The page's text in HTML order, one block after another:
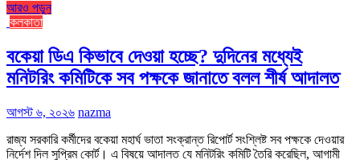
আরও পড়ুন
কলকাতা
বকেয়া ডিএ কিভাবে দেওয়া হচ্ছে? দুদিনের মধ্যেই
মনিটরিং কমিটিকে সব পক্ষকে জানাতে বলল শীর্ষ আদালত
আগস্ট ৬, ২০২৬ nazma
রাজ্য সরকারি কর্মীদের বকেয়া মহার্ঘ ভাতা সংক্রান্ত রিপোর্ট সংশ্লিষ্ট সব পক্ষকে দেওয়ার
নির্দেশ দিল সুপ্রিম কোর্ট। এ বিষয়ে আদালত যে মনিটরিং কমিটি তৈরি করেছিল, আগামী